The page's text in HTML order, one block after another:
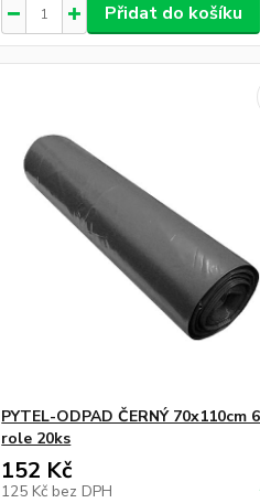
Přidat do košíku
PYTEL-ODPAD ČERNÝ 70x110cm
role 20ks
152 Kč
125 Kč bez DPH